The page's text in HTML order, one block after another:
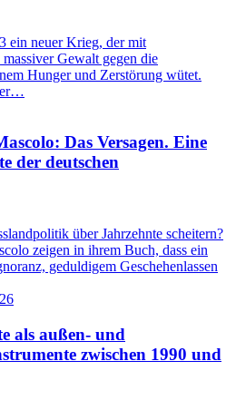
ein neuer Krieg, der mit
Gewalt gegen die
Hunger und Zerstörung wütet.
Das Versagen. Eine
der deutschen
über Jahrzehnte scheitern?
zeigen in ihrem Buch, dass ein
geduldigem Geschehenlassen
als außen- und
zwischen 1990 und